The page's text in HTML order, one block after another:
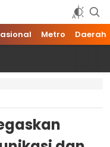
Metro Daerah